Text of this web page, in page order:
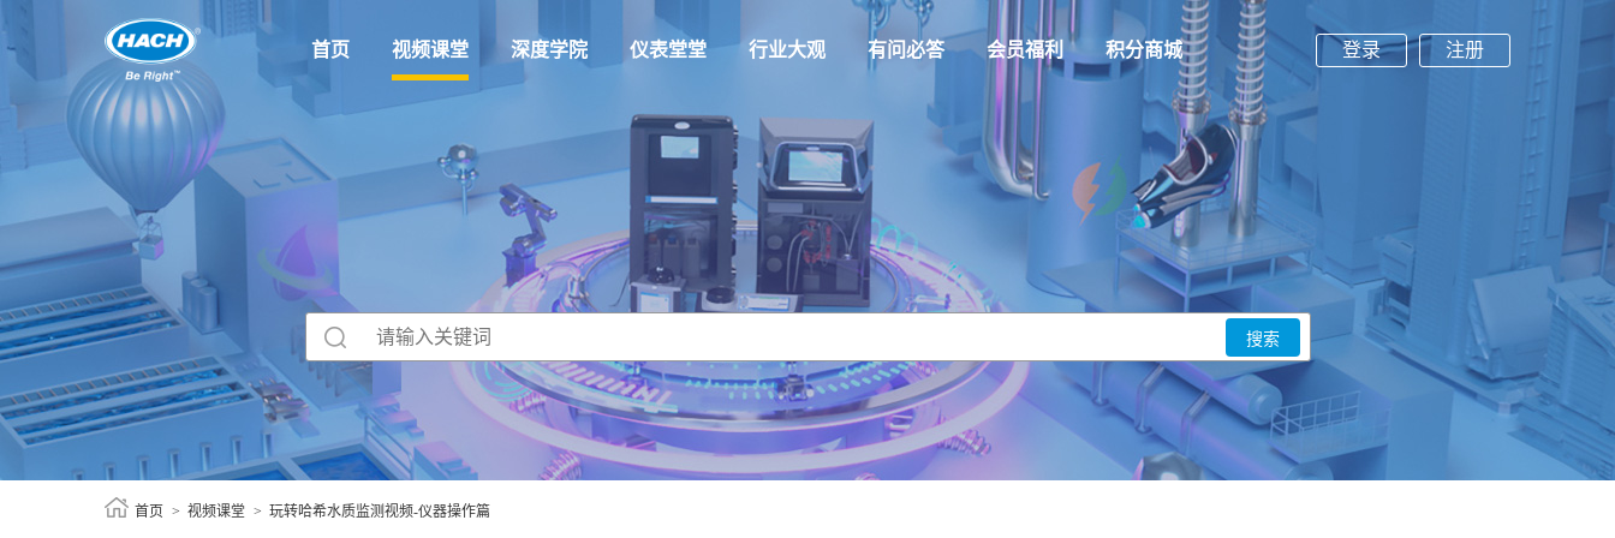
首页 视频课堂 深度学院 仪表堂堂 行业大观 有问必答 会员福利 积分商城 登录 注册
搜索
首页 视频课堂 玩转哈希水质监测视频-仪器操作篇